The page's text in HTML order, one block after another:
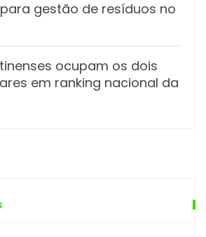
gestão de resíduos no
ocupam os dois
em ranking nacional da